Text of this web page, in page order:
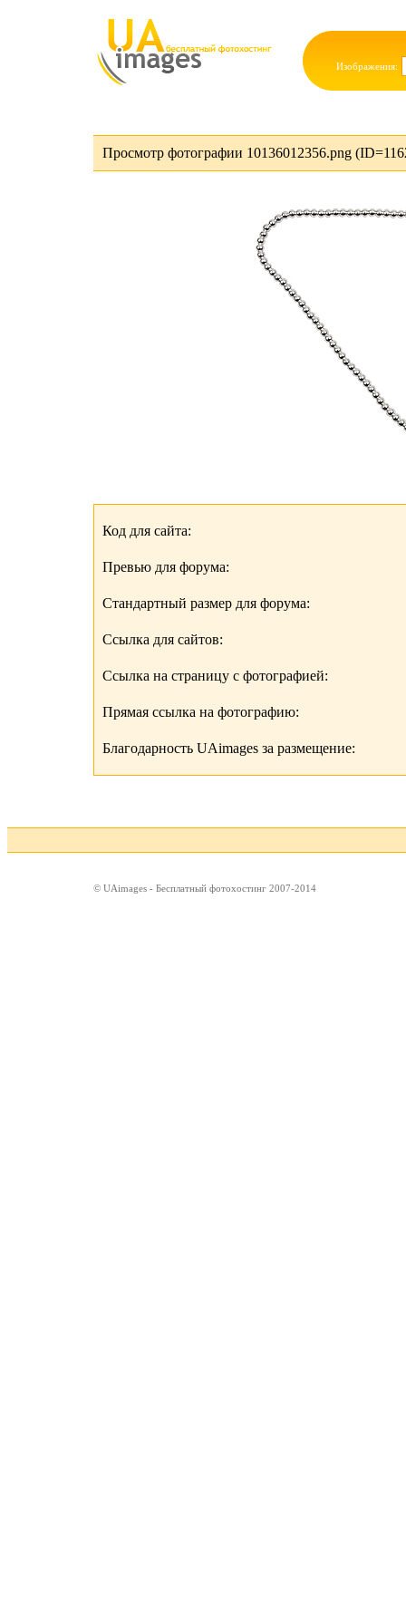
Изображения:
Просмотр фотографии 10136012356.png
Код для сайта:
Превью для форума:
Стандартный размер для форума:
Ссылка для сайтов:
Ссылка на страницу с фотографией:
Прямая ссылка на фотографию:
Благодарность UAimages за размещение:
© UAimages - Бесплатный фотохостинг 2007-2014